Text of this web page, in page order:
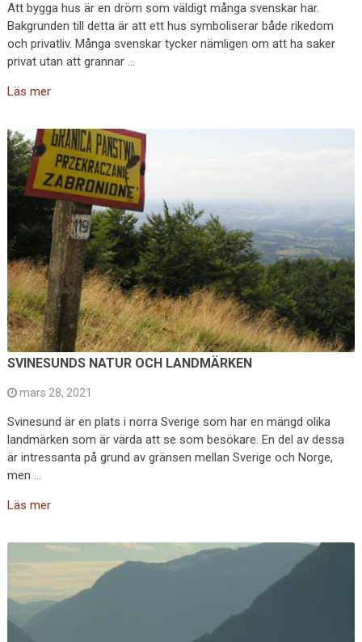
Att bygga hus är en dröm som väldigt många svenskar har.
Bakgrunden till detta är att ett hus symboliserar både rikedom
och privatliv. Många svenskar tycker nämligen om att ha saker
privat utan att grannar …
Läs mer
SVINESUNDS NATUR OCH LANDMÄRKEN
mars 28, 2021
Svinesund är en plats i norra Sverige som har en mängd olika
landmärken som är värda att se som besökare. En del av dessa
är intressanta på grund av gränsen mellan Sverige och Norge,
men …
Läs mer